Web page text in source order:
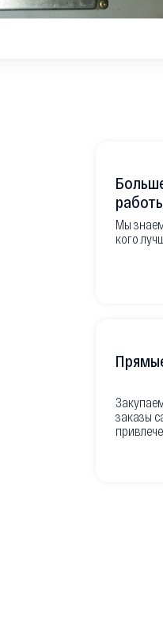
Мы
кого
заказы